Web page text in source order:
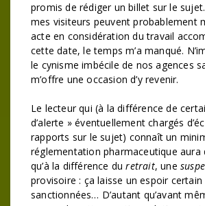
promis de rédiger un billet sur le
mes visiteurs peuvent probablement
acte en considération du travail
cette date, le temps m’a manqué.
le cynisme imbécile de nos agences
m’offre une occasion d’y revenir.
Le lecteur qui (à la différence de
d’alerte » éventuellement chargés
rapports sur le sujet) connaît un
réglementation pharmaceutique aura
qu’à la différence duretrait, une
provisoire : ça laisse un espoir
sanctionnées… D’autant qu’avant